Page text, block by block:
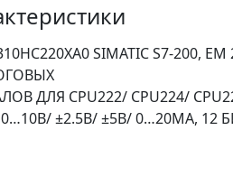
SIMATIC S7-200,
ДЛЯ CPU222/ CPU224/
±2.5В/ ±5В/ 0…20МА, 12